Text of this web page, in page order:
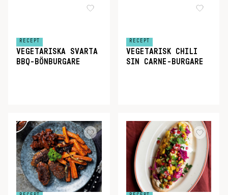
RECEPT
VEGETARISKA SVARTA
BBQ-BÖNBURGARE
RECEPT
VEGETARISK CHILI
SIN CARNE-BURGARE